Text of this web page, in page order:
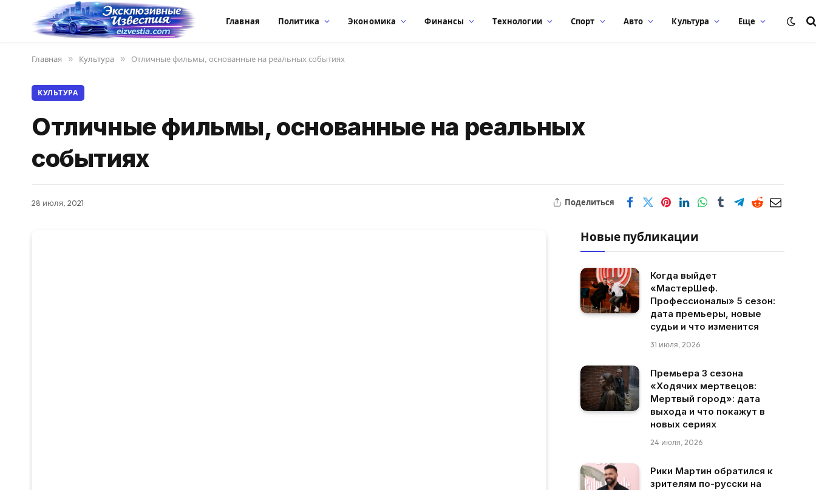
Главная Политика Экономика Финансы Технологии Спорт Авто Культура Еще
Главная » Культура » Отличные фильмы, основанные на реальных событиях
КУЛЬТУРА
Отличные фильмы, основанные на реальных
событиях
28 июля, 2021 Поделиться
Новые публикации
Когда выйдет
«МастерШеф.
Профессионалы» 5 сезон:
дата премьеры, новые
судьи и что изменится
31 июля, 2026
Премьера 3 сезона
«Ходячих мертвецов:
Мертвый город»: дата
выхода и что покажут в
новых сериях
24 июля, 2026
Рики Мартин обратился к
зрителям по-русски на